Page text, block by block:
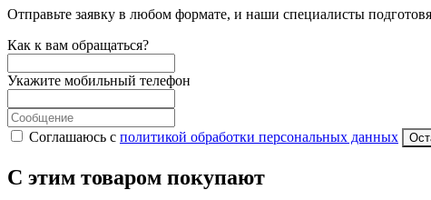
Отправьте заявку в любом формате, и наши специалисты
Как к вам обращаться?
Укажите мобильный телефон
Соглашаюсь с политикой обработки персональных данных
С этим товаром покупают